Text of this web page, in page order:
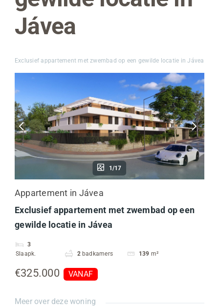
Jávea
Exclusief appartement met zwembad op een gewilde locatie in Jávea
1/17
Appartement in Jávea
Exclusief appartement met zwembad op een
gewilde locatie in Jávea
3
Slaapk.
2 badkamers 139 m²
€325.000 VANAF
Meer over deze woning